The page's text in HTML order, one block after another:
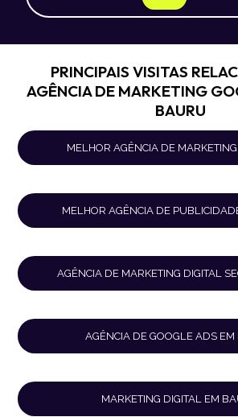
PRINCIPAIS VISITAS
AGÊNCIA DE MARKETING
BAURU
MELHOR AGÊNCIA DE
MELHOR AGÊNCIA DE
AGÊNCIA DE MARKETING DIGITAL
AGÊNCIA DE GOOGLE ADS
MARKETING DIGITAL EM